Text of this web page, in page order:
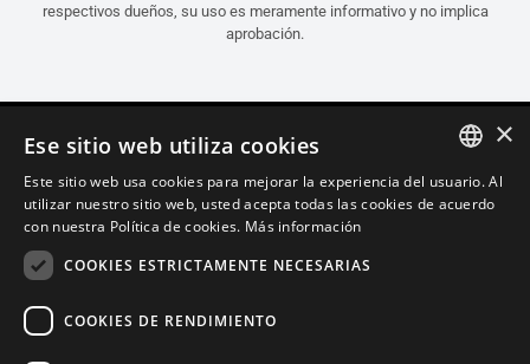
respectivos dueños, su uso es meramente informativo y no implica
aprobación.
ITALIAN
×
Ese sitio web utiliza cookies
Este sitio web usa cookies para mejorar la experiencia del usuario. Al
utilizar nuestro sitio web, usted acepta todas las cookies de acuerdo
con nuestra Política de cookies. Más información
COOKIES ESTRICTAMENTE NECESARIAS
COOKIES DE RENDIMIENTO